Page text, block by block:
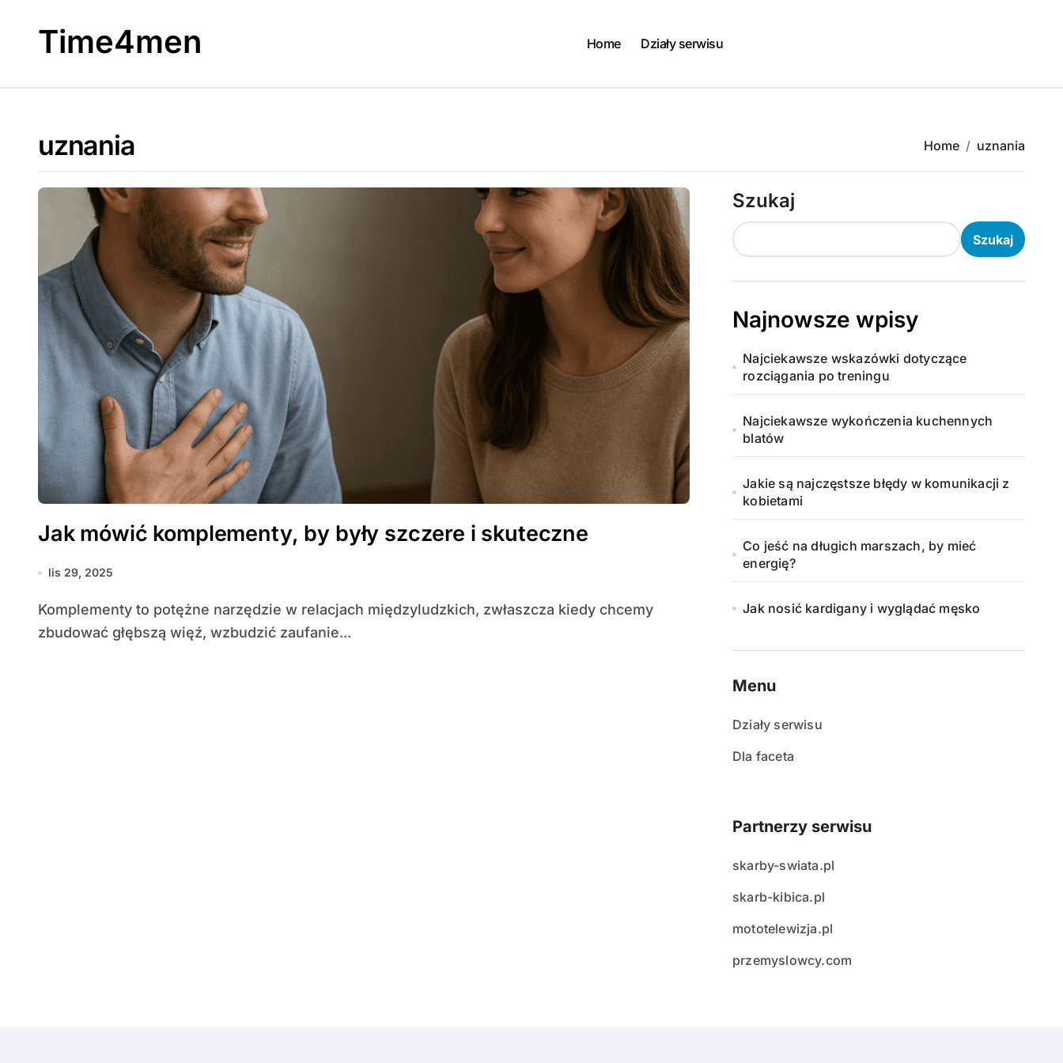
Time4men Home Działy serwisu
uznania Home uznania
Jak mówić komplementy, by były szczere i skuteczne
lis 29, 2025
Komplementy to potężne narzędzie w relacjach międzyludzkich, zwłaszcza kiedy chcemy
zbudować głębszą więź, wzbudzić zaufanie...
Szukaj
Szukaj
Najnowsze wpisy
Najciekawsze wskazówki dotyczące
rozciągania po treningu
Najciekawsze wykończenia kuchennych
blatów
Jakie są najczęstsze błędy w komunikacji z
kobietami
Co jeść na długich marszach, by mieć
energię?
Jak nosić kardigany i wyglądać męsko
Menu
Działy serwisu
Dla faceta
Partnerzy serwisu
skarby-swiata.pl
skarb-kibica.pl
mototelewizja.pl
przemyslowcy.com